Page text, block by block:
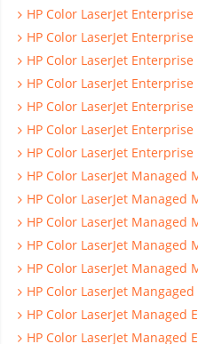
HP Color LaserJet Enterprise
HP Color LaserJet
HP Color LaserJet
HP Color LaserJet
HP Color LaserJet Enterprise
HP Color LaserJet
HP Color LaserJet Enterprise
HP Color LaserJet Managed
HP Color LaserJet Managed
HP Color LaserJet Managed
HP Color LaserJet Managed
HP Color LaserJet Managed
HP Color LaserJet
HP Color LaserJet Managed
HP Color LaserJet Managed